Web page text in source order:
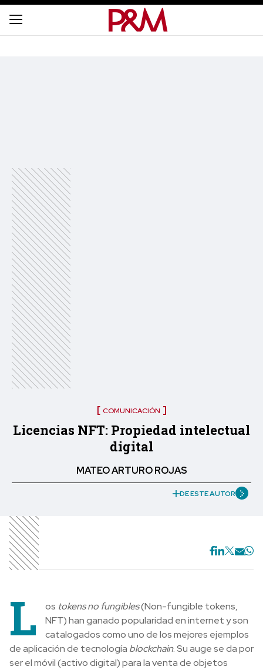
COMUNICACIÓN
Licencias NFT: Propiedad intelectual
digital
MATEO ARTURO ROJAS
DE ESTE AUTOR
L os tokensno fungibles(Non-fungible tokens,
NFT) han ganado popularidad en internet y son
catalogados como uno de los mejores ejemplos
de aplicación de tecnología blockchain. Su auge se da por
ser el móvil (activo digital) para la venta de objetos